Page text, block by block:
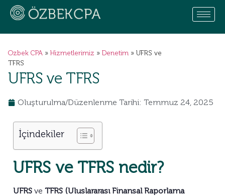
Ozbek CPA » Hizmetlerimiz » Denetim » UFRS ve
TFRS
UFRS ve TFRS
Oluşturulma/Düzenlenme Tarihi: Temmuz 24, 2025
İçindekiler
UFRS ve TFRS nedir?
UFRS ve TFRS (Uluslararası Finansal Raporlama